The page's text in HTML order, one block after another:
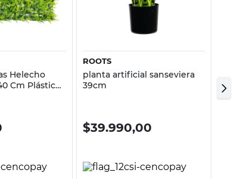
rápida
Helecho
Cm Plástico
Vista rápida
ROOTS
planta artificial sanseviera
39cm
$39.990,00
Birke